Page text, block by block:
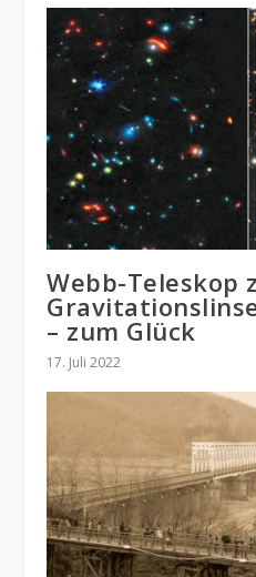
Webb-Teleskop
– zum Glück
17. Juli 2022